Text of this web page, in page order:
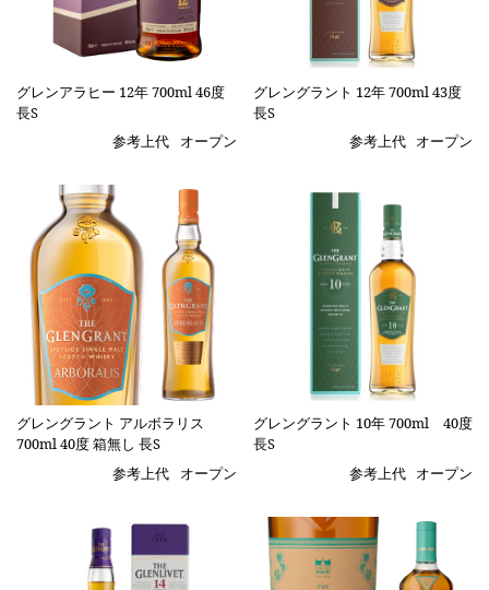
グレンアラヒー 12年 700ml 46度
長S
参考上代
オープン
グレングラント 12年 700ml 43度
長S
参考上代 オープン
グレングラント アルボラリス
700ml 40度 箱無し 長S
参考上代
オープン
グレングラント 10年 700ml 40度
長S
参考上代 オープン